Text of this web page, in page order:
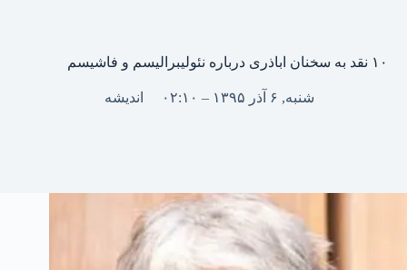
۱۰ نقد‌‌‌ به سخنان اباذری د‌‌‌رباره نئولیبرالیسم و فاشیسم
شنبه, ۶ آذر ۱۳۹۵ – ۰۲:۱۰ اندیشه